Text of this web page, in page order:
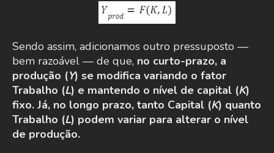
Sendo assim, adicionamos outro pressuposto —
bem razoável — de que, no curto-prazo, a
produção (Y) se modifica variando o fator
Trabalho (L) e mantendo o nível de capital (K)
fixo. Já, no longo prazo, tanto Capital (K) quanto
Trabalho (L) podem variar para alterar o nível
de produção.